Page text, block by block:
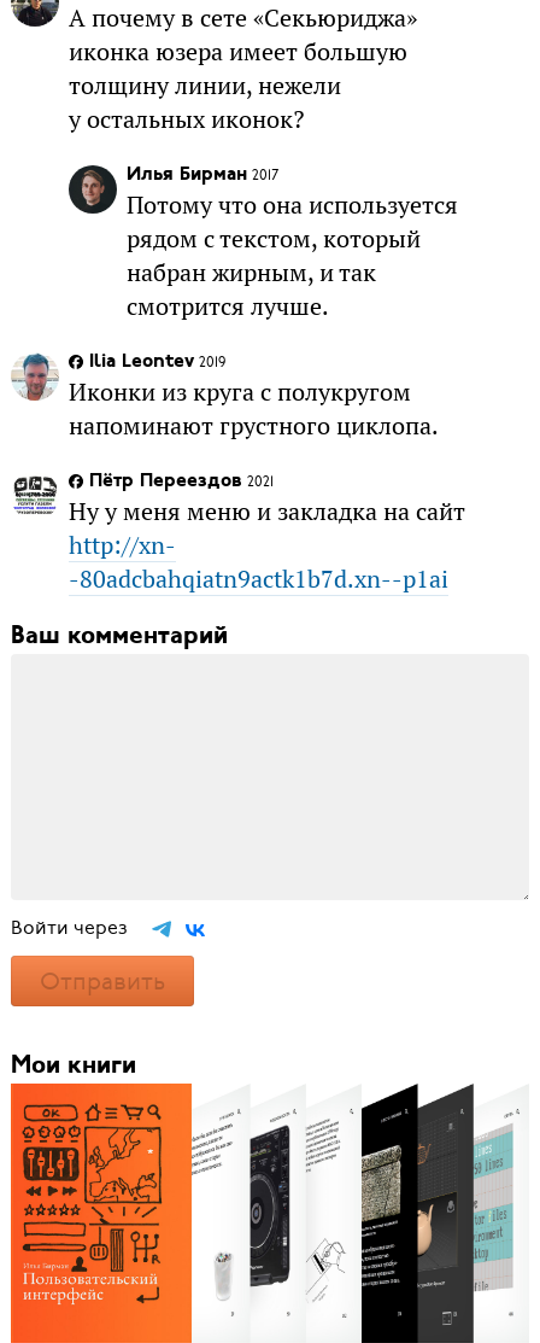
А почему в сете «Секьюриджа»
иконка юзера имеет большую
толщину линии, нежели
у остальных иконок?
Илья Бирман 2017
Потому что она используется
рядом с текстом, который
набран жирным, и так
смотрится лучше.
Ilia Leontev 2019
Иконки из круга с полукругом
напоминают грустного циклопа.
Пётр Переездов 2021
Ну у меня меню и закладка на сайт
http://xn-
-80adcbahqiatn9actk1b7d.xn--p1ai
Ваш комментарий
Войти через
Отправить
Мои книги